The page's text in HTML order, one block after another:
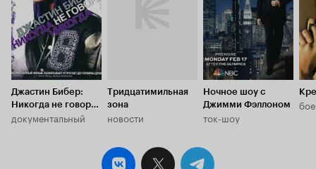
Джастин Бибер:
Никогда не говори
никогда
документальный
Тридцатимильная
зона
новости
Ночное шоу с
Джимми Фэллоном
ток-шоу